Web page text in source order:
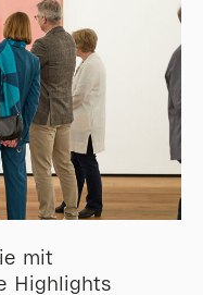
mit
Highlights